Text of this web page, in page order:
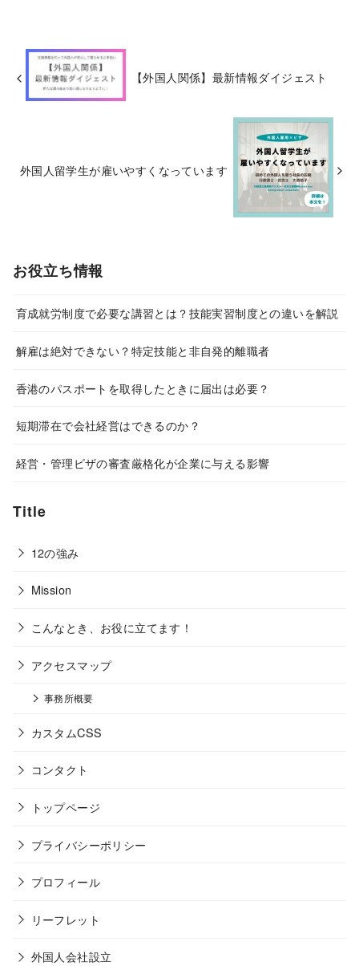
【外国人関係】最新情報ダイジェスト
外国人留学生が雇いやすくなっています
お役立ち情報
育成就労制度で必要な講習とは？技能実習制度との違いを解説
解雇は絶対できない？特定技能と非自発的離職者
香港のパスポートを取得したときに届出は必要？
短期滞在で会社経営はできるのか？
経営・管理ビザの審査厳格化が企業に与える影響
Title
12の強み
Mission
こんなとき、お役に立てます！
アクセスマップ
事務所概要
カスタムCSS
コンタクト
トップページ
プライバシーポリシー
プロフィール
リーフレット
外国人会社設立